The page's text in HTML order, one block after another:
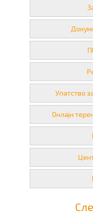
Упатство
Онлајн